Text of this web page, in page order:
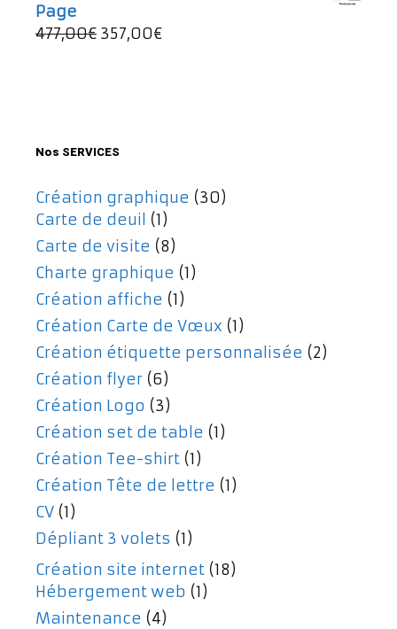
était :
197,00€.
est :
Page
477,00€ Le
357,00€Le
Nos SERVICES
Création graphique (30)
Carte de deuil (1)
Carte de visite (8)
Charte graphique (1)
Création affiche (1)
Création Carte de Vœux (1)
Création étiquette personnalisée (2)
Création flyer (6)
Création Logo (3)
Création set de table (1)
Création Tee-shirt (1)
Création Tête de lettre (1)
CV (1)
Dépliant 3 volets (1)
Création site internet (18)
Hébergement web (1)
Maintenance (4)